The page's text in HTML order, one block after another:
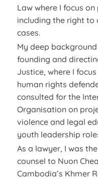
Law where I focus
including the right
cases.
My deep
founding and
Justice, where I
human rights
consulted for the
Organisation on
violence and legal
youth leadership
As a lawyer, I was
counsel to Nuon
Cambodia’s Khmer